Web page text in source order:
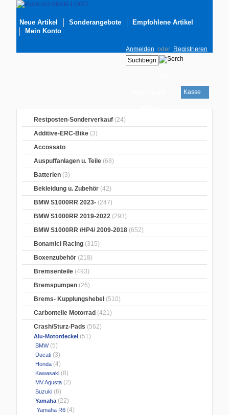
Neue Artikel Sonderangebote
Empfohlene Artikel
Mein Konto
Anmelden oder Registrieren
Kasse
Restposten-Sonderverkauf (24)
Additive-ERC-Bike (3)
Accossato
Auspuffanlagen u. Teile (68)
Batterien (3)
Bekleidung u. Zubehör (42)
BMW S1000RR 2023- (247)
BMW S1000RR 2019-2022 (293)
BMW S1000RR /HP4/ 2009-2018 (652)
Bonamici Racing (315)
Boxenzubehör (218)
Bremsenteile (493)
Bremspumpen (26)
Brems- Kupplungshebel (510)
Carbonteile Motorrad (421)
Crash/Sturz-Pads (562)
Alu-Motordeckel (51)
BMW(5)
Ducati (3)
Honda (4)
Kawasaki (8)
MV Agusta (2)
Suzuki (6)
Yamaha(22)
Yamaha R6 (4)